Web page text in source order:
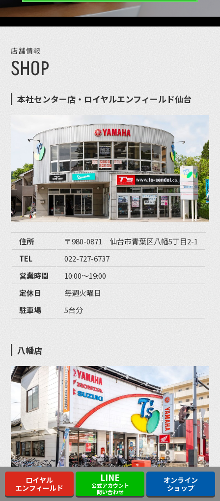
店舗情報
SHOP
本社センター店・ロイヤルエンフィールド仙台
住所
〒980-0871 仙台市青葉区八幡5丁目2-1
TEL
022-727-6737
営業時間
10:00〜19:00
定休日
毎週火曜日
駐車場
5台分
八幡店
住所
〒980-0871 仙台市青葉区八幡3丁目1-
ロイヤル
エンフィールド
LINE
公式アカウント
問い合わせ
オンライン
ショップ